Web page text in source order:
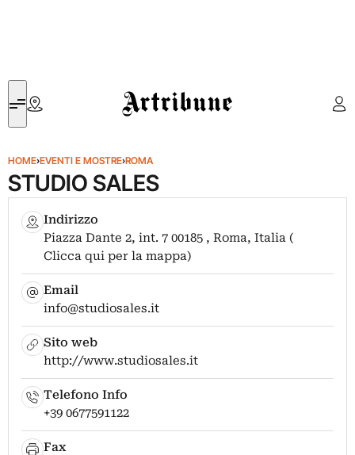
Artribune
HOME›EVENTI E MOSTRE›ROMA
STUDIO SALES
Indirizzo
Piazza Dante 2, int. 7 00185 , Roma, Italia (
Clicca qui per la mappa)
Email
info@studiosales.it
Sito web
http://www.studiosales.it
Telefono Info
+39 0677591122
Fax